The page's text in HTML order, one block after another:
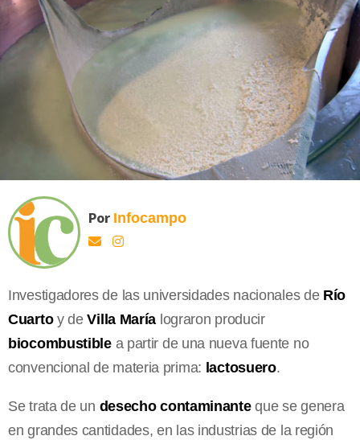
Por Infocampo
Investigadores de las universidades nacionales de Río
Cuartoy deVilla María lograron producir
biocombustiblea partir de una nueva fuente no
convencional de materia prima: lactosuero.
Se trata de un desecho contaminanteque se genera
en grandes cantidades, en las industrias de la región